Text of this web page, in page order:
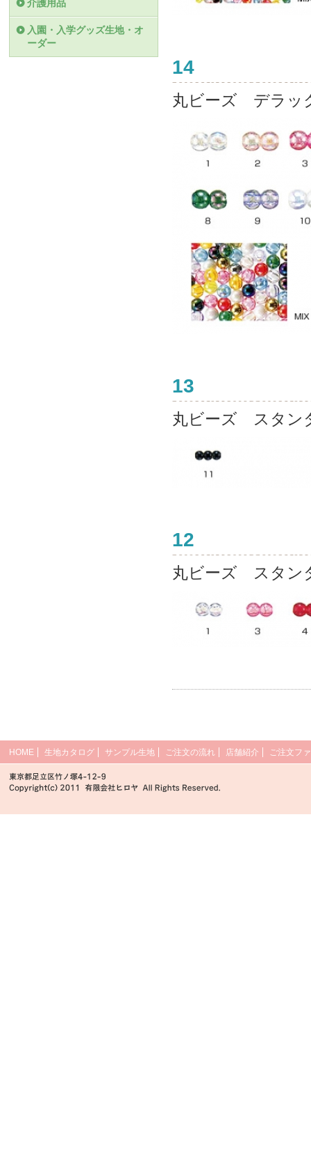
14
丸ビーズ デラ
13
丸ビーズ スタン
12
丸ビーズ スタン
介護用品
入園・入学グッズ生地・オ
ーダー
HOME 生地カタログ サンプル生地 ご注文の流れ 店舗紹介 ご注文フ